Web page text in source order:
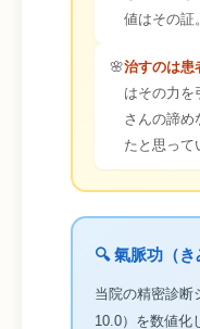
値はその証。
🌸治すのは患
はその力を
さんの諦め
たと思って
🔍 氣脈功（
当院の精密診断
10.0）を数値化